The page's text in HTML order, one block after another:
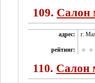
109. Салон
адрес: г.
рейтинг:
110. Салон